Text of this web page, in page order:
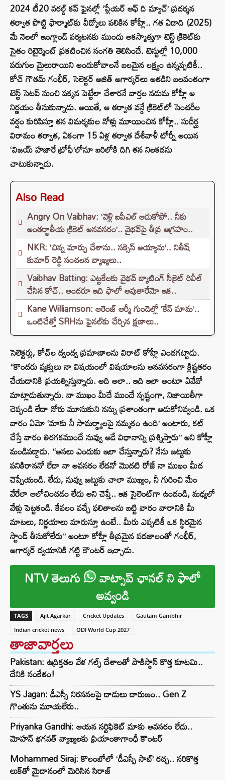
2024 టీ20 వరల్డ్ కప్ ఫైనల్లో ‘ప్లేయర్ ఆఫ్ ది మ్యాచ్’ ప్రదర్శన
తర్వాత పొట్టి ఫార్మాట్‌కు వీడ్కోలు పలికిన కోహ్లీ.. గత ఏడాది (2025)
మే నెలలో ఇంగ్లాండ్ పర్యటనకు ముందు అకస్మాత్తుగా టెస్ట్ క్రికెట్‌కు
సైతం రిటైర్మెంట్ ప్రకటించిన సంగతి తెలిసిందే. టెస్టుల్లో 10,000
పరుగుల మైలురాయిని అందుకోవాలనే బలమైన లక్ష్యం ఉన్నప్పటికీ..
కోచ్ గౌతమ్ గంభీర్, సెలెక్టర్ అజిత్ అగార్కర్‌లు అతడిని బలవంతంగా
టెస్ట్ సెటప్ నుంచి పక్కన పెట్టేలా చేశారనే వార్తల నడుమ కోహ్లీ ఆ
నిర్ణయం తీసుకున్నాడు. అయితే, ఆ తర్వాత వన్డే క్రికెట్‌లో సెంచరీల
వర్షం కురిపిస్తూ తన విమర్శకుల నోళ్లు మూయించిన కోహ్లీ.. సుదీర్ఘ
విరామం తర్వాత, ఏకంగా 15 ఏళ్ల తర్వాత దేశీవాళీ టోర్నీ అయిన
‘విజయ్ హజారే ట్రోఫీ’లోనూ బరిలోకి దిగి తన నిలకడను
చాటుకున్నాడు.
Also Read
Angry On Vaibhav: ‘వెళ్లి ఐపీఎల్ ఆడుకోపో.. నీకు
అంతర్జాతీయ క్రికెట్ అనవసరం’.. వైభవ్‌పై తీవ్ర ఆగ్రహం..
NKR: ‘చిన్న మార్పు చేశాను.. సక్సెస్ అయ్యాను’.. నితీష్
కుమార్ రెడ్డి సంచలన వ్యాఖ్యలు..
Vaibhav Batting: ఎట్టకేలకు వైభవ్ బ్యాటింగ్ సీక్రెట్ రివీల్
చేసిన కోచ్.. అందరూ ఇది ఫాలో అవుతారేమో ఇక..
Kane Williamson: ఆరెంజ్ ఆర్మీ గుండెల్లో ‘కేన్‌ మామ’..
ఒంటిచేత్తో SRHను ఫైనల్‌కు చేర్చిన క్షణాలు..
సెలెక్టర్లు, కోచ్‌ల ద్వంద్వ ప్రమాణాలను విరాట్ కోహ్లీ ఎండగట్టాడు.
“కొందరు వ్యక్తులు నా విషయంలో విషయాలను అనవసరంగా క్లిష్టతరం
చేయడానికి ప్రయత్నిస్తున్నారు. అది అలా.. ఇది ఇలా అంటూ ఏవేవో
మాట్లాడుతున్నారు. నా ముఖం మీదే ముందే స్పష్టంగా, నిజాయితీగా
చెప్పండి లేదా నోరు మూసుకుని నన్ను ప్రశాంతంగా ఆడుకోనివ్వండి. ఒక
వారం ఏమో ‘మాకు నీ సామర్థ్యాలపై నమ్మకం ఉంది’ అంటారు, కట్
చేస్తే వారం తిరగకముందే నువ్వు ఆడే విధానాన్ని ప్రశ్నిస్తారు” అని కోహ్లీ
మండిపడ్డాడు. “అసలు ఎందుకు ఇలా చేస్తున్నారు? నేను జట్టుకు
పనికిరాననో లేదా నా అవసరం లేదనో మొదటి రోజే నా ముఖం మీద
చెప్పేయండి. లేదు, నువ్వు జట్టుకు చాలా ముఖ్యం, నీ గురించి మేం
వేరేలా ఆలోచించడం లేదు అని చెప్తే.. ఇక సైలెంట్‌గా ఉండండి, మధ్యలో
వేళ్లు పెట్టకండి. కేవలం వచ్చే ఫలితాలను బట్టి వారం వారానికి మీ
మాటలు, నిర్ణయాలు మారుస్తూ ఉంటే.. మీరు ఎప్పటికీ ఒక స్థిరమైన
స్టాండ్ తీసుకోలేరు” అంటూ కోహ్లీ తీవ్రమైన పదజాలంతో గంభీర్,
అగార్కర్ ద్వయానికి గట్టి కౌంటర్ ఇచ్చాడు.
NTV తెలుగు వాట్సాప్ ఛానల్ ని ఫాలో
అవ్వండి
TAGS Ajit Agarkar Cricket Updates
Gautam Gambhir
Indian cricket news
ODI World Cup 2027
తాజావార్తలు
Pakistan: ఉద్రిక్తతల వేళ గల్ఫ్ దేశాలతో పాకిస్థాన్ కొత్త కూటమి..
దేనికి సంకేతం!
YS Jagan: డీఎస్సీ నిరసనలపై దాడులు దారుణం.. Gen Z
గొంతును మూయలేరు..
Priyanka Gandhi: ఆయన సర్టిఫికెట్ మాకు అవసరం లేదు..
మోహన్ భగవత్‌ వ్యాఖ్యలకు ప్రియాంకాగాంధీ కౌంటర్
Mohammed Siraj: కొలంబోలో ‘డీఎస్పీ సాబ్’ రచ్చ.. సరికొత్త
లుక్‌తో మైదానంలో మెరిసిన సిరాజ్